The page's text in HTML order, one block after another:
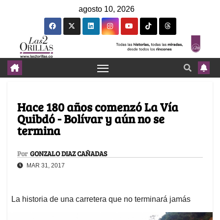
agosto 10, 2026
Hace 180 años comenzó La Vía
Quibdó - Bolívar y aún no se
termina
Por GONZALO DIAZ CAÑADAS
MAR 31, 2017
La historia de una carretera que no terminará jamás